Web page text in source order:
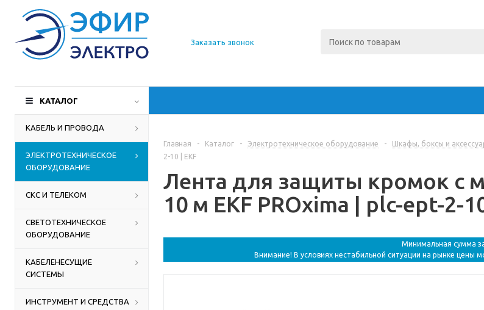
О компании
Доставка
Производители
Контакты
Заказать звонок
КАТАЛОГ
КАБЕЛЬ И ПРОВОДА
ЭЛЕКТРОТЕХНИЧЕСКОЕ
ОБОРУДОВАНИЕ
СКС И ТЕЛЕКОМ
СВЕТОТЕХНИЧЕСКОЕ
ОБОРУДОВАНИЕ
КАБЕЛЕНЕСУЩИЕ
СИСТЕМЫ
ИНСТРУМЕНТ И СРЕДСТВА
Главная - Каталог - Электротехническое оборудование - Шкафы, боксы и
2-10 | EKF
Лента для защиты кромок с
10 м EKF PROxima | plc-ept-2-
Минимальная сумма
Внимание! В условиях нестабильной ситуации на рынке цены